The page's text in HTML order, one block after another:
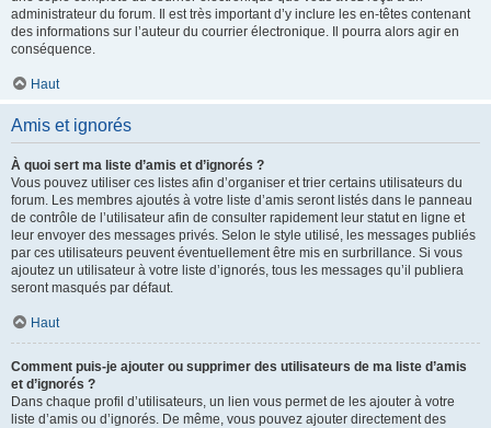
administrateur du forum. Il est très important d’y inclure les en-têtes contenant
des informations sur l’auteur du courrier électronique. Il pourra alors agir en
conséquence.
Haut
Amis et ignorés
À quoi sert ma liste d’amis et d’ignorés ?
Vous pouvez utiliser ces listes afin d’organiser et trier certains utilisateurs du
forum. Les membres ajoutés à votre liste d’amis seront listés dans le panneau
de contrôle de l’utilisateur afin de consulter rapidement leur statut en ligne et
leur envoyer des messages privés. Selon le style utilisé, les messages publiés
par ces utilisateurs peuvent éventuellement être mis en surbrillance. Si vous
ajoutez un utilisateur à votre liste d’ignorés, tous les messages qu’il publiera
seront masqués par défaut.
Haut
Comment puis-je ajouter ou supprimer des utilisateurs de ma liste d’amis
et d’ignorés ?
Dans chaque profil d’utilisateurs, un lien vous permet de les ajouter à votre
liste d’amis ou d’ignorés. De même, vous pouvez ajouter directement des